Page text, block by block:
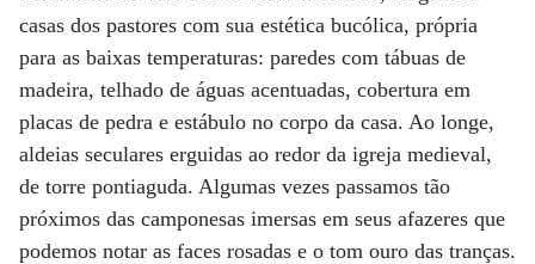
casas dos pastores com sua estética bucólica, própria
para as baixas temperaturas: paredes com tábuas de
madeira, telhado de águas acentuadas, cobertura em
placas de pedra e estábulo no corpo da casa. Ao longe,
aldeias seculares erguidas ao redor da igreja medieval,
de torre pontiaguda. Algumas vezes passamos tão
próximos das camponesas imersas em seus afazeres que
podemos notar as faces rosadas e o tom ouro das tranças.